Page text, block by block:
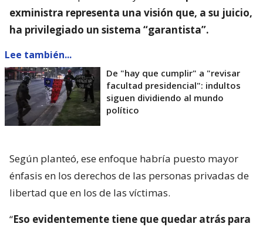
exministra representa una visión que, a su juicio,
ha privilegiado un sistema “garantista”.
Lee también...
De "hay que cumplir" a "revisar
facultad presidencial": indultos
siguen dividiendo al mundo
político
Según planteó, ese enfoque habría puesto mayor
énfasis en los derechos de las personas privadas de
libertad que en los de las víctimas.
“Eso evidentemente tiene que quedar atrás para